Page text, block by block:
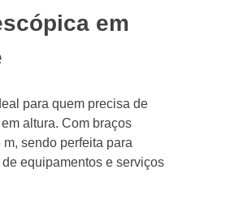
em
para quem precisa de
altura. Com braços
sendo perfeita para
equipamentos e serviços